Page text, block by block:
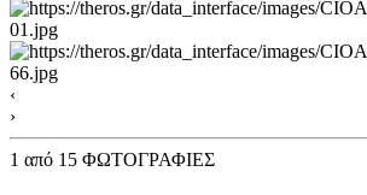
‹
›
1 από 15 ΦΩΤΟΓΡΑΦΙΕΣ